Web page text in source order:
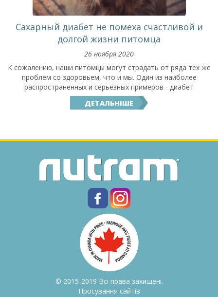
Сахарный диабет не помеха счастливой и
долгой жизни питомца
26 ноября 2020
К сожалению, наши питомцы могут страдать от ряда тех же
проблем со здоровьем, что и мы. Один из наиболее
распространенных и серьезных примеров - диабет
ДЕТАЛЬНІШЕ
© 2015-2019 Всі права захищені.
Просування сайтів